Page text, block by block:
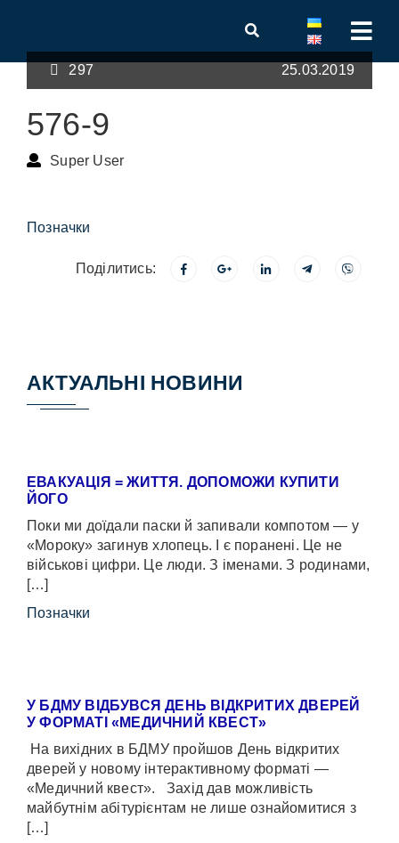
297 25.03.2019
576-9
Super User
Позначки
Поділитись:
АКТУАЛЬНІ НОВИНИ
ЕВАКУАЦІЯ = ЖИТТЯ. ДОПОМОЖИ КУПИТИ
ЙОГО
Поки ми доїдали паски й запивали компотом — у
«Мороку» загинув хлопець. І є поранені. Це не
військові цифри. Це люди. З іменами. З родинами,
[…]
Позначки
У БДМУ ВІДБУВСЯ ДЕНЬ ВІДКРИТИХ ДВЕРЕЙ
У ФОРМАТІ «МЕДИЧНИЙ КВЕСТ»
На вихідних в БДМУ пройшов День відкритих
дверей у новому інтерактивному форматі —
«Медичний квест». Захід дав можливість
майбутнім абітурієнтам не лише ознайомитися з
[…]